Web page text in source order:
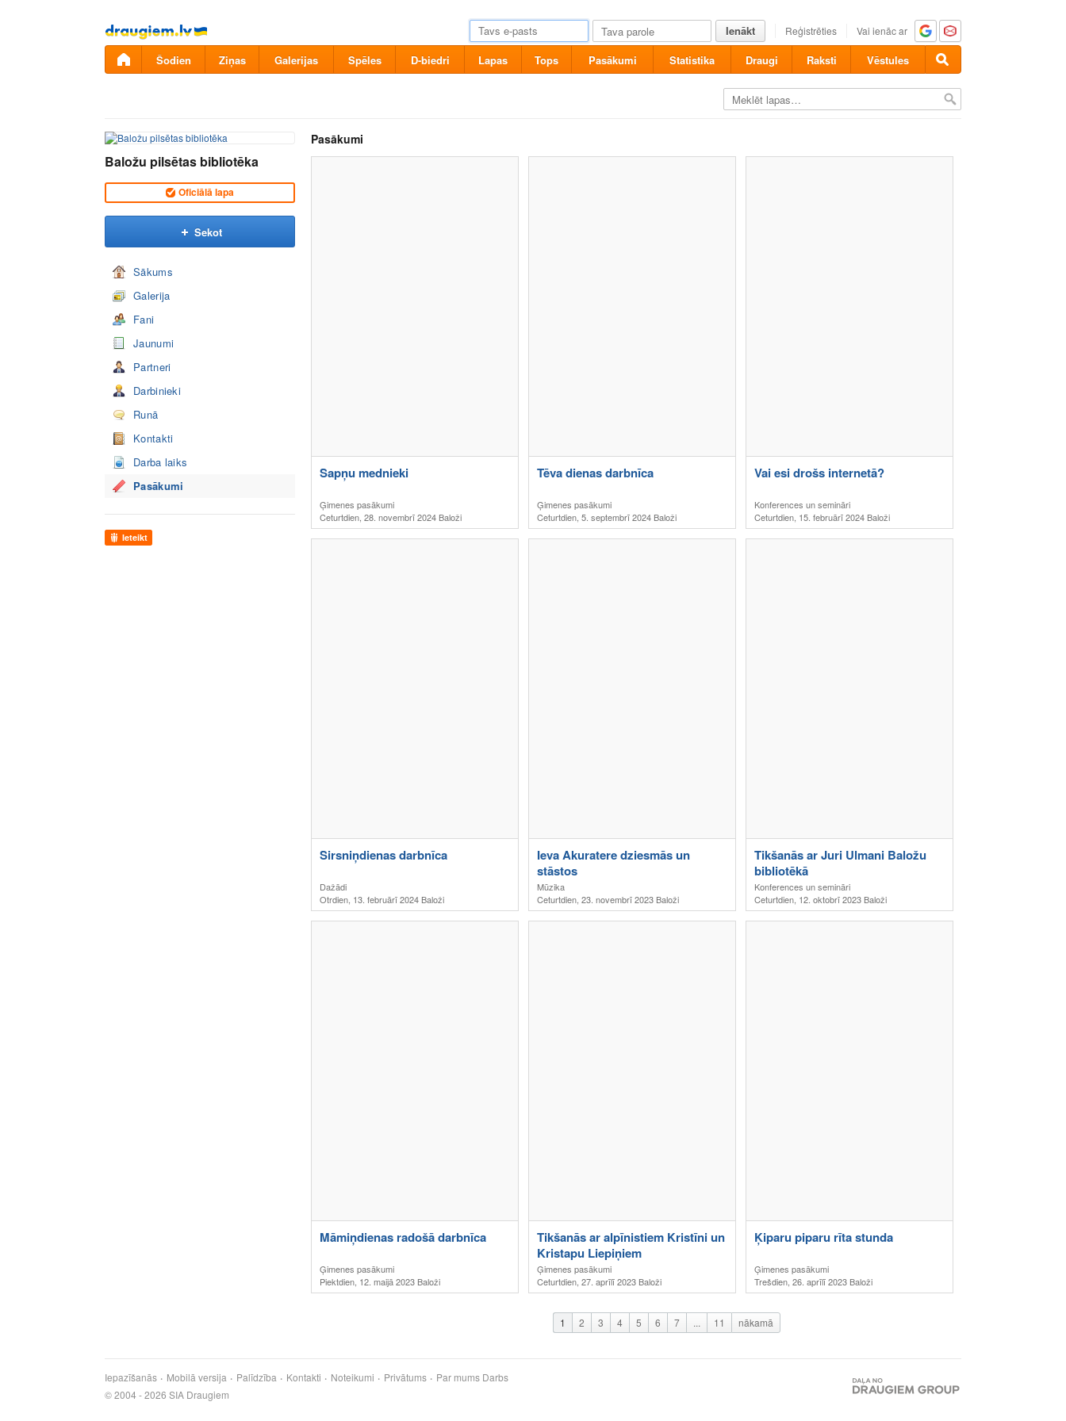
Pāriet
uz
saturu
Ienākt Reģistrēties Vai ienāc ar
Šodien Ziņas Galerijas Spēles D-biedri Lapas Tops Pasākumi Statistika Draugi Raksti Vēstules
Baložu pilsētas bibliotēka
Oficiālā lapa
Sekot
Sākums
Galerija
Fani
Jaunumi
Partneri
Darbinieki
Runā
Kontakti
Darba laiks
Pasākumi
Ieteikt
Pasākumi
Sapņu mednieki
Ģimenes pasākumi
Ceturtdien, 28. novembrī 2024 Baloži
Tēva dienas darbnīca
Ģimenes pasākumi
Ceturtdien, 5. septembrī 2024 Baloži
Vai esi drošs internetā?
Konferences un semināri
Ceturtdien, 15. februārī 2024 Baloži
Sirsniņdienas darbnīca
Dažādi
Otrdien, 13. februārī 2024 Baloži
Ieva Akuratere dziesmās un
stāstos
Mūzika
Ceturtdien, 23. novembrī 2023 Baloži
Tikšanās ar Juri Ulmani Baložu
bibliotēkā
Konferences un semināri
Ceturtdien, 12. oktobrī 2023 Baloži
Māmiņdienas radošā darbnīca
Ģimenes pasākumi
Piektdien, 12. maijā 2023 Baloži
Tikšanās ar alpīnistiem Kristīni un
Kristapu Liepiņiem
Ģimenes pasākumi
Ceturtdien, 27. aprīlī 2023 Baloži
Ķiparu piparu rīta stunda
Ģimenes pasākumi
Trešdien, 26. aprīlī 2023 Baloži
1 2 3 4 5 6 7 ... 11 nākamā
Iepazīšanās Mobilā versija Palīdzība Kontakti Noteikumi Privātums Par mums Darbs
© 2004 - 2026 SIA Draugiem